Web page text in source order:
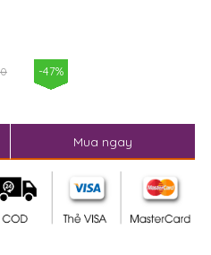
-47%
Mua ngay